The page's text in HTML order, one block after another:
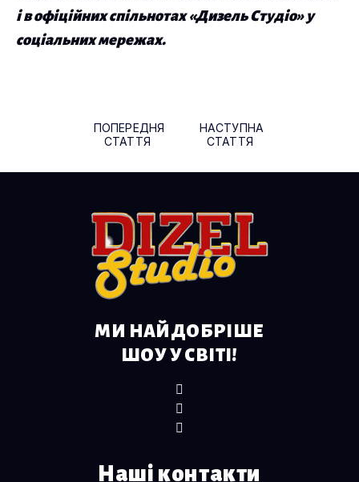
і в офіційних спільнотах «Дизель Студіо» у
соціальних мережах.
ПОПЕРЕДНЯ
СТАТТЯ
НАСТУПНА
СТАТТЯ
МИ НАЙДОБРІШЕ
ШОУ У СВІТІ!
Наші контакти